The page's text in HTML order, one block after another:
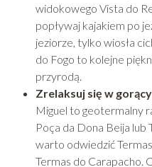
widokowego Vista do
popływaj kajakiem po
jeziorze, tylko wiosła
do Fogo to kolejne
przyrodą.
Zrelaksuj się w
Miguel to geotermalny
Poça da Dona Beija
warto odwiedzić
Termas do Carapacho.